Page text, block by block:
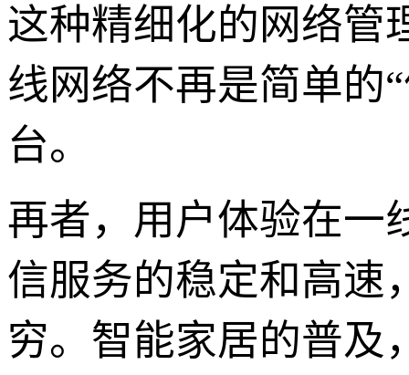
这种精细化的网络管
线网络不再是简单的
台。
再者，用户体验在一
信服务的稳定和高速
穷。智能家居的普及